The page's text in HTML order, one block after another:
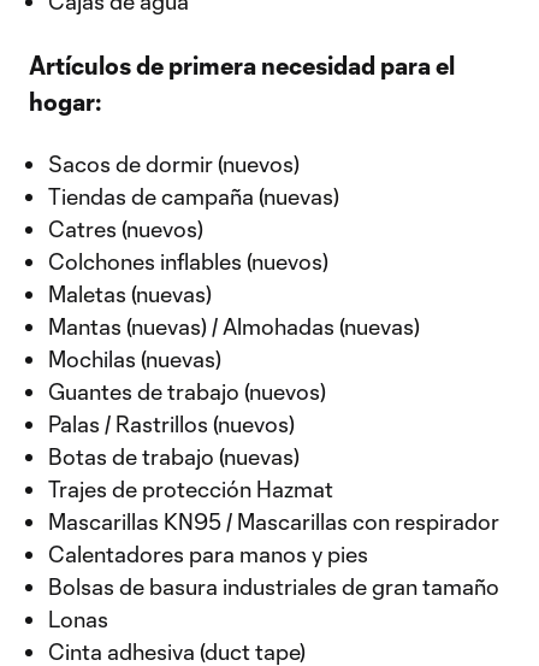
Artículos de primera necesidad para el
hogar:
Sacos de dormir (nuevos)
Tiendas de campaña (nuevas)
Catres (nuevos)
Colchones inflables (nuevos)
Maletas (nuevas)
Mantas (nuevas) / Almohadas (nuevas)
Mochilas (nuevas)
Guantes de trabajo (nuevos)
Palas / Rastrillos (nuevos)
Botas de trabajo (nuevas)
Trajes de protección Hazmat
Mascarillas KN95 / Mascarillas con respirador
Calentadores para manos y pies
Bolsas de basura industriales de gran tamaño
Lonas
Cinta adhesiva (duct tape)